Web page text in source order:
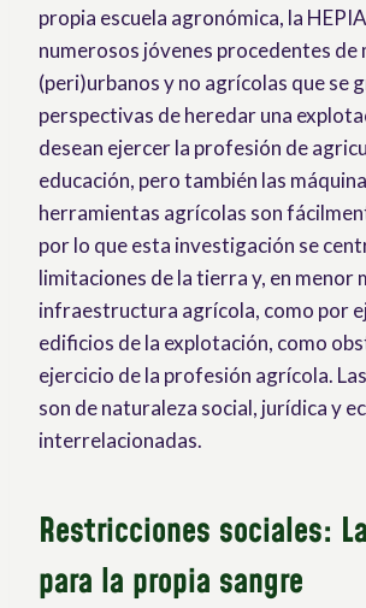
propia escuela agronómica, la
numerosos jóvenes procedentes de
(peri)urbanos y no agrícolas que se
perspectivas de heredar una
desean ejercer la profesión de
educación, pero también las
herramientas agrícolas son
por lo que esta investigación se
limitaciones de la tierra y, en menor
infraestructura agrícola, como por
edificios de la explotación, como
ejercicio de la profesión agrícola.
son de naturaleza social, jurídica y
interrelacionadas.
Restricciones sociales:
para la propia sangre